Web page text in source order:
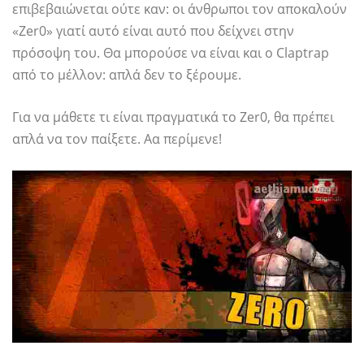
επιβεβαιώνεται ούτε καν: οι άνθρωποι τον αποκαλούν
«Zer0» γιατί αυτό είναι αυτό που δείχνει στην
πρόσοψη του. Θα μπορούσε να είναι και ο Claptrap
από το μέλλον: απλά δεν το ξέρουμε.
Για να μάθετε τι είναι πραγματικά το Zer0, θα πρέπει
απλά να τον παίξετε. Αα περίμενε!